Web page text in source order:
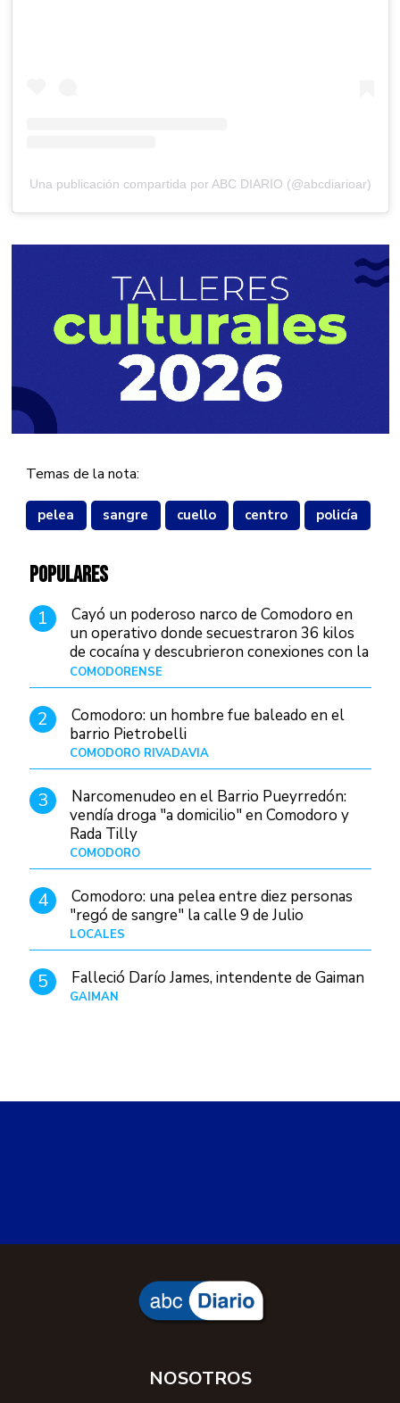
Una publicación compartida por ABC DIARIO (@abcdiarioar)
Temas de la nota:
pelea sangre cuello centro policía
POPULARES
1
Cayó un poderoso narco de Comodoro en
un operativo donde secuestraron 36 kilos
de cocaína y descubrieron conexiones con la
Patagonia
COMODORENSE
2
Comodoro: un hombre fue baleado en el
barrio Pietrobelli
COMODORO RIVADAVIA
3
Narcomenudeo en el Barrio Pueyrredón:
vendía droga "a domicilio" en Comodoro y
Rada Tilly
COMODORO
4
Comodoro: una pelea entre diez personas
"regó de sangre" la calle 9 de Julio
LOCALES
5 Falleció Darío James, intendente de Gaiman
GAIMAN
NOSOTROS